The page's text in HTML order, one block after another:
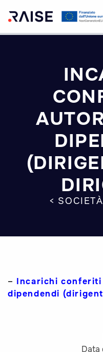
<
– Incarichi
dipendendi
Data